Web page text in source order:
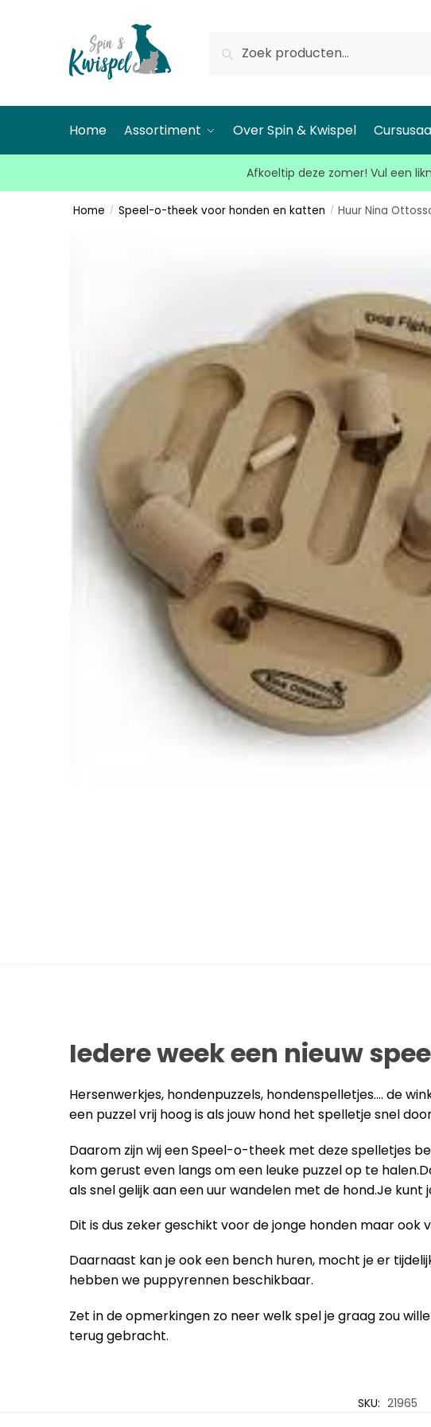
Home Assortiment Over Spin & Kwispel
Afkoeltip deze zomer! Vul een
Home / Speel-o-theek voor honden en katten / Huur Nina
Iedere week een nieuw
Hersenwerkjes, hondenpuzzels, hondenspelletjes…. de
een puzzel vrij hoog is als jouw hond het spelletje snel
Daarom zijn wij een Speel-o-theek met deze spelletjes
kom gerust even langs om een leuke puzzel op te
als snel gelijk aan een uur wandelen met de hond.Je
Dit is dus zeker geschikt voor de jonge honden maar
Daarnaast kan je ook een bench huren, mocht je er
hebben we puppyrennen beschikbaar.
Zet in de opmerkingen zo neer welk spel je graag zou
terug gebracht.
SKU: 21965